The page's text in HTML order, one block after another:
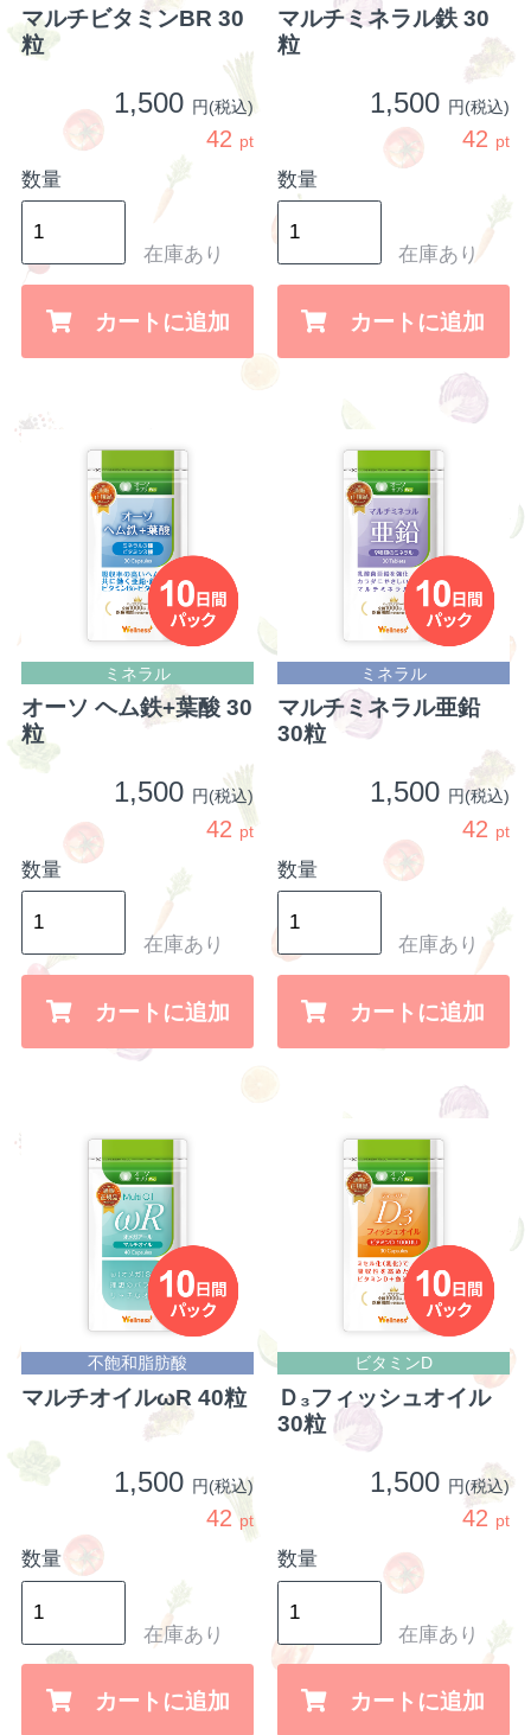
マルチビタミンBR 30
粒
1,500 円(税込)
42 pt
数量
在庫あり
カートに追加
マルチミネラル鉄 30
粒
1,500 円(税込)
42 pt
数量
在庫あり
カートに追加
ミネラル
オーソ ヘム鉄+葉酸 30
粒
1,500 円(税込)
42 pt
数量
在庫あり
カートに追加
ミネラル
マルチミネラル亜鉛
30粒
1,500 円(税込)
42 pt
数量
在庫あり
カートに追加
不飽和脂肪酸
マルチオイルωR 40粒
1,500 円(税込)
42pt
数量
在庫あり
カートに追加
ビタミンD
Ｄ₃フィッシュオイル
30粒
1,500 円(税込)
42 pt
数量
在庫あり
カートに追加